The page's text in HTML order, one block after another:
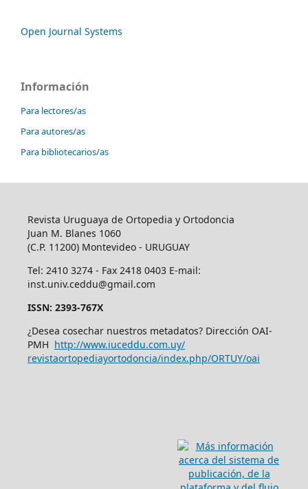
Open Journal Systems
Información
Para lectores/as
Para autores/as
Para bibliotecarios/as
Revista Uruguaya de Ortopedia y Ortodoncia
Juan M. Blanes 1060
(C.P. 11200) Montevideo - URUGUAY
Tel: 2410 3274 - Fax 2418 0403 E-mail:
inst.univ.ceddu@gmail.com
ISSN: 2393-767X
¿Desea cosechar nuestros metadatos? Dirección OAI-
PMH http://www.iuceddu.com.uy/
revistaortopediayortodoncia/index.php/ORTUY/oai